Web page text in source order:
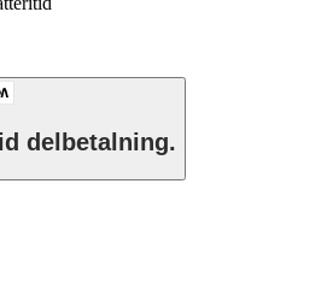
delbetalning.